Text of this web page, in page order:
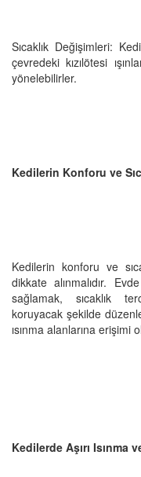
Sıcaklık Değişimleri:
çevredeki kızılötesi
yönelebilirler.
Kedilerin Konforu ve
Kedilerin konforu ve
dikkate alınmalıdır.
sağlamak, sıcaklık
koruyacak şekilde
ısınma alanlarına erişimi
Kedilerde Aşırı Isınma